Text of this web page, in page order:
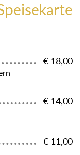
€ 18,00
€ 14,00
€ 11,00